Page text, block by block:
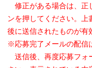
修正がある場合は、正
ンを押してください。
後に送信されたものが有
※応募完了メールの配信
送信後、再度応募フォ